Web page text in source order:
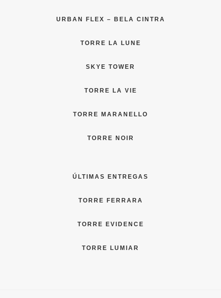
URBAN FLEX – BELA CINTRA
TORRE LA LUNE
SKYE TOWER
TORRE LA VIE
TORRE MARANELLO
TORRE NOIR
ÚLTIMAS ENTREGAS
TORRE FERRARA
TORRE EVIDENCE
TORRE LUMIAR